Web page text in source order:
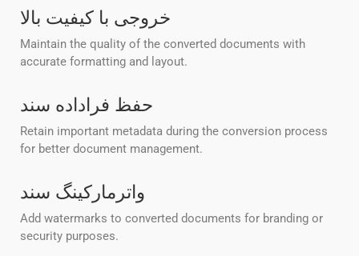
خروجی با کیفیت بالا
Maintain the quality of the converted documents with
accurate formatting and layout.
حفظ فراداده سند
Retain important metadata during the conversion process
for better document management.
واترمارکینگ سند
Add watermarks to converted documents for branding or
security purposes.